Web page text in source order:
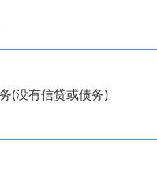
(没有信贷或债务)